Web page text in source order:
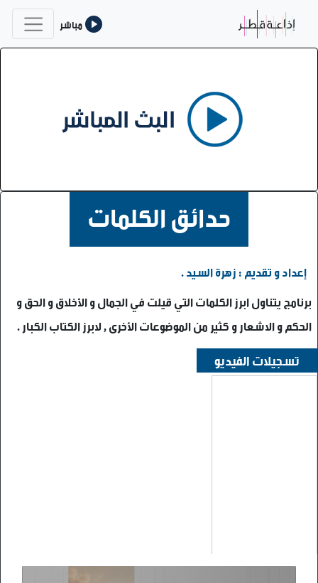
مباشر
حدائق الكلمات
إعداد و تقديم : زهرة السيد .
برنامج يتناول ابرز الكلمات التي قيلت في الجمال و الأخلاق و الحق و
الحكم و الاشعار و كثير من الموضوعات الأخرى , لابرز الكتاب الكبار .
تسجيلات الفيديو